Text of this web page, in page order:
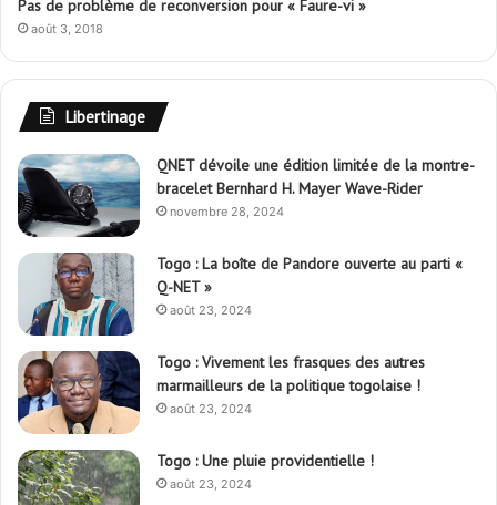
Pas de problème de reconversion pour « Faure-vi »
août 3, 2018
Libertinage
QNET dévoile une édition limitée de la montre-
bracelet Bernhard H. Mayer Wave-Rider
novembre 28, 2024
Togo : La boîte de Pandore ouverte au parti «
Q-NET »
août 23, 2024
Togo : Vivement les frasques des autres
marmailleurs de la politique togolaise !
août 23, 2024
Togo : Une pluie providentielle !
août 23, 2024